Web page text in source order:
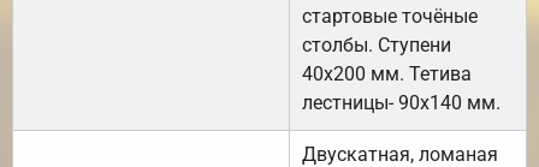
стартовые точёные
столбы. Ступени
40х200 мм. Тетива
лестницы- 90х140 мм.
Двускатная, ломаная